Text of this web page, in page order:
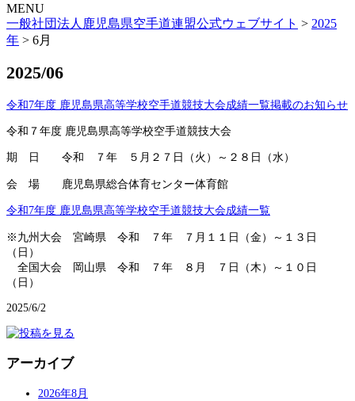
MENU
一般社団法人鹿児島県空手道連盟公式ウェブサイト > 2025
年 > 6月
2025/06
令和7年度 鹿児島県高等学校空手道競技大会成績一覧掲載のお知らせ
令和７年度 鹿児島県高等学校空手道競技大会
期 日 令和 ７年 ５月２７日（火）～２８日（水）
会 場 鹿児島県総合体育センター体育館
令和7年度 鹿児島県高等学校空手道競技大会成績一覧
※九州大会 宮崎県 令和 ７年 ７月１１日（金）～１３日
（日）
全国大会 岡山県 令和 ７年 ８月 ７日（木）～１０日
（日）
2025/6/2
アーカイブ
2026年8月